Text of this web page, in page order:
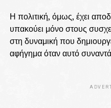
Η πολιτική, όμως, έχει
υπακούει μόνο στους
στη δυναμική που
αφήγημα όταν αυτό